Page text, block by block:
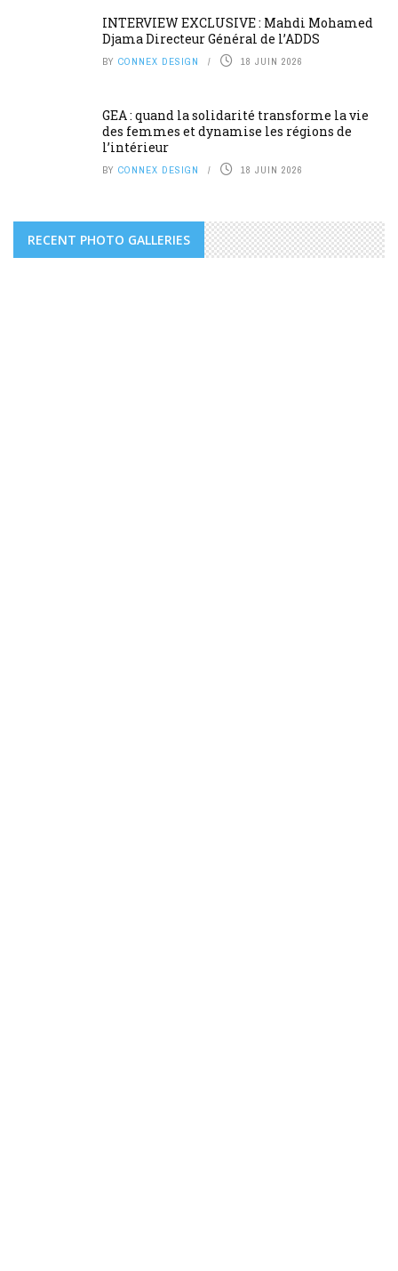
INTERVIEW EXCLUSIVE : Mahdi Mohamed
Djama Directeur Général de l’ADDS
BY CONNEX DESIGN 18 JUIN 2026
GEA : quand la solidarité transforme la vie
des femmes et dynamise les régions de
l’intérieur
BY CONNEX DESIGN 18 JUIN 2026
RECENT PHOTO GALLERIES